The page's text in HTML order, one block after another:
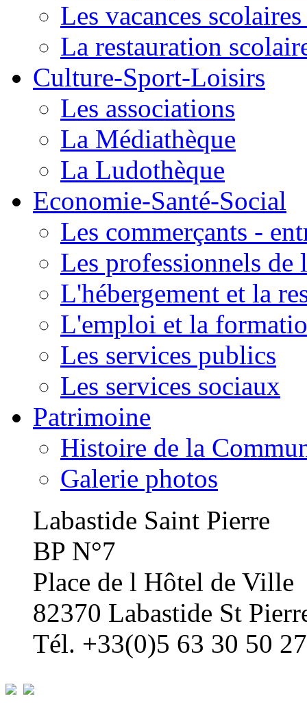
Les vacances
La restauration
Culture-Sport-Loisirs
Les associations
La Médiathèque
La Ludothèque
Economie-Santé-Social
Les commerçants -
Les professionnels de
L'hébergement et la
L'emploi et la
Les services publics
Les services sociaux
Patrimoine
Histoire de la
Galerie photos
Labastide Saint Pierre
BP N°7
Place de l Hôtel de Ville
82370 Labastide St
Tél. +33(0)5 63 30 50 27